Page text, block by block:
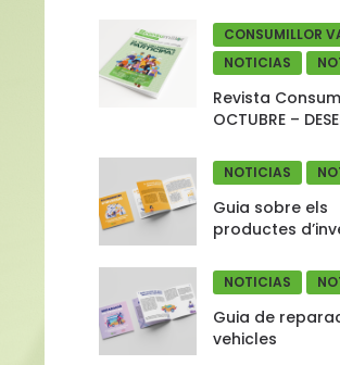
CONSUMILLOR
NOTICIAS
Revista
OCTUBRE –
NOTICIAS
Guia sobre els
productes
NOTICIAS
Guia de
vehicles